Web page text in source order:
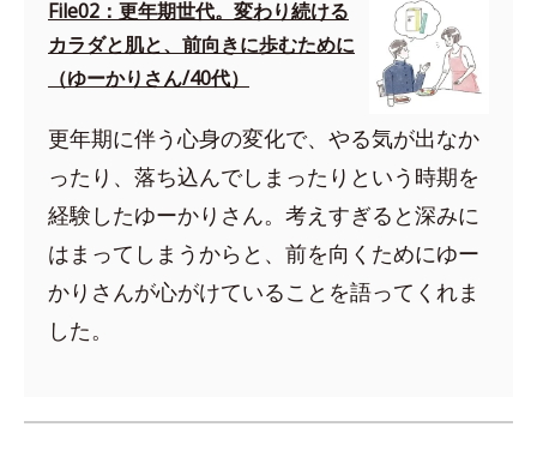
File02：更年期世代。変わり続ける
カラダと肌と、前向きに歩むために
（ゆーかりさん/40代）
更年期に伴う心身の変化で、やる気が出なか
ったり、落ち込んでしまったりという時期を
経験したゆーかりさん。考えすぎると深みに
はまってしまうからと、前を向くためにゆー
かりさんが心がけていることを語ってくれま
した。